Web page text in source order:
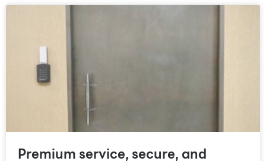
Premium service, secure, and